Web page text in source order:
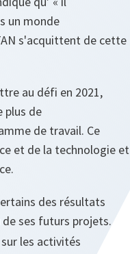
un monde
s'acquittent de cette
au défi en 2021,
plus de
de travail. Ce
et de la technologie et
des résultats
de ses futurs projets.
les activités